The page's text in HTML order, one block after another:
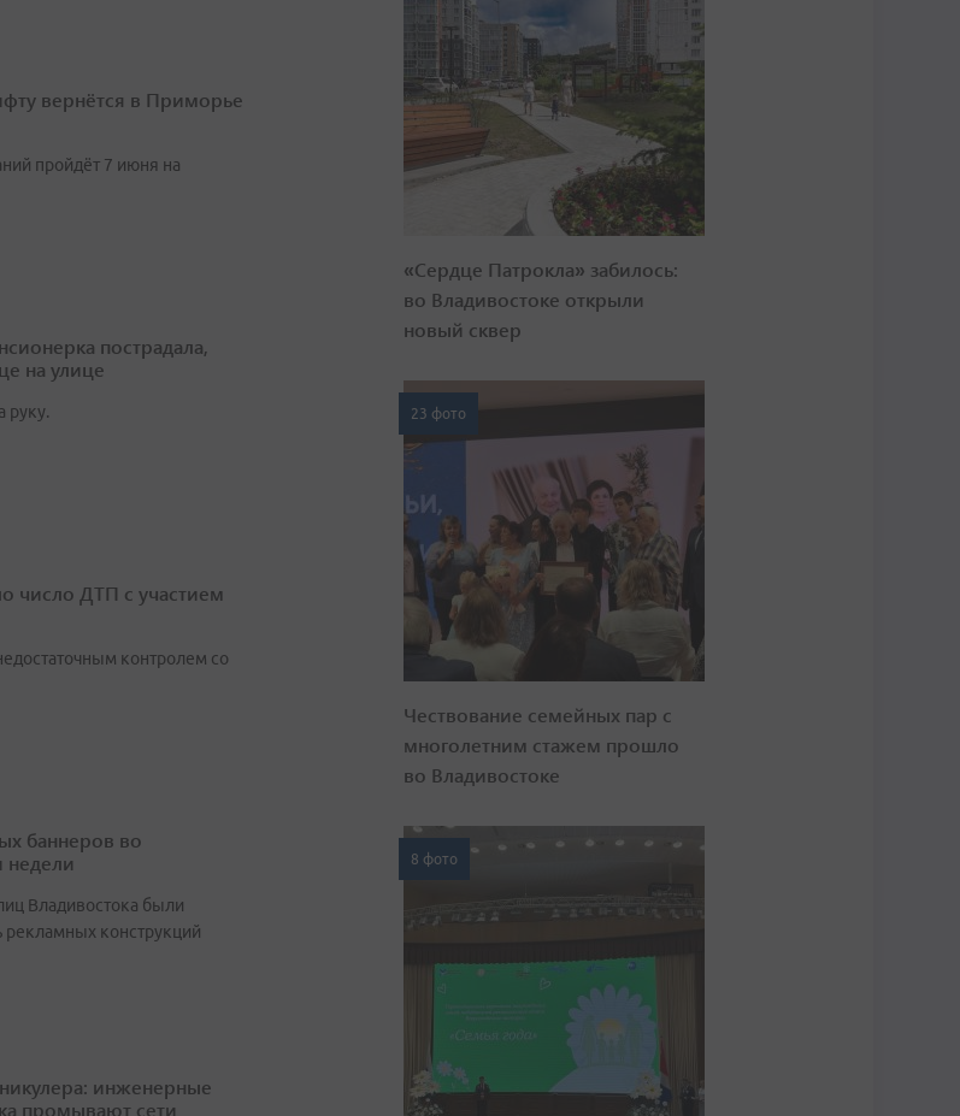
вернётся в Приморье
пройдёт 7 июня на
пострадала,
на улице
руку.
число ДТП с участием
контролем со
баннеров во
недели
Владивостока были
конструкций
инженерные
промывают сети
«Сердце Патрокла» забилось:
во Владивостоке открыли
новый сквер
23 фото
Чествование семейных пар с
многолетним стажем прошло
во Владивостоке
8 фото